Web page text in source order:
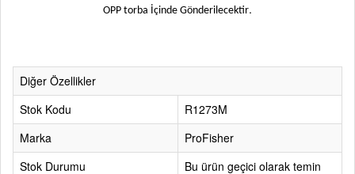
OPP torba İçinde Gönderilecektir.
Diğer Özellikler
Stok Kodu
R1273M
Marka
ProFisher
Stok Durumu
Bu ürün geçici olarak temin